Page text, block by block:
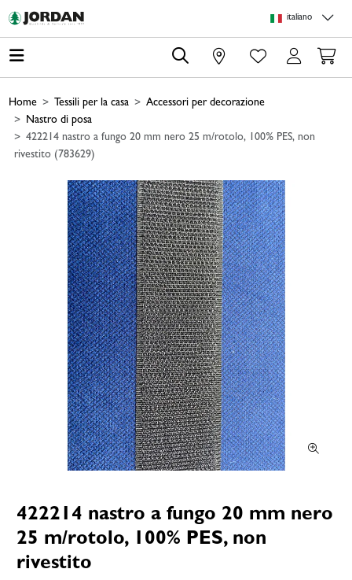
italiano
0
Home Tessili per la casa
Accessori per decorazione
Nastro di posa
422214 nastro a fungo 20 mm nero 25 m/rotolo, 100% PES, non
rivestito (783629)
422214 nastro a fungo 20 mm nero
25 m/rotolo, 100% PES, non
rivestito